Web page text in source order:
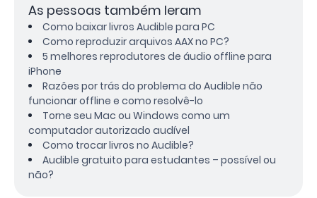
As pessoas também leram
Como baixar livros Audible para PC
Como reproduzir arquivos AAX no PC?
5 melhores reprodutores de áudio offline para
iPhone
Razões por trás do problema do Audible não
funcionar offline e como resolvê-lo
Torne seu Mac ou Windows como um
computador autorizado audível
Como trocar livros no Audible?
Audible gratuito para estudantes – possível ou
não?